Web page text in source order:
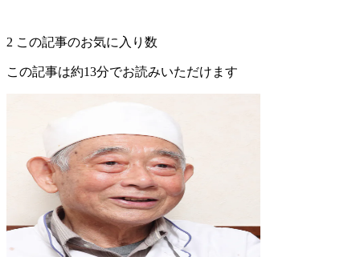
2 この記事のお気に入り数
この記事は約13分でお読みいただけます